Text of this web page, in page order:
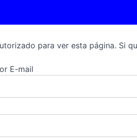
para ver esta página. Si
E-mail